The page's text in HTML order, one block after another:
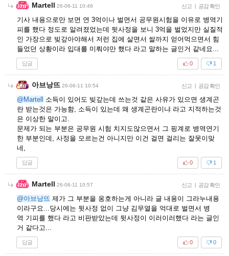
Martell 26-06-11 10:46 신고 | 공감 확인
기사 내용으로만 보면 연 3억이나 벌면서 공무원시험을 이유로 병역기
피를 했다 정도로 알려졌었는데 뒷사정을 보니 3억을 벌었지만 실질적
인 가장으로 빚갚아야해서 저런 집에 살면서 쌀까지 얻어먹으면서 힘
들었던 상황이라 입대를 미뤄야만 했다 라고 말하는 글인거 같네요...
답글 1
0
아브낭뜨 26-06-11 10:54 신고 | 공감 확인
@Martell
소득이 있어도 빚갚는데 쓰는것 같은 사유가 있으면 생계곤
란 받는것은 가능함, 소득이 있는데 왜 생계곤란이냐 라고 지적하는것
은 이상한 말이고.
문제가 되는 부분은 공무원 시험 치지도않으면서 그 핑계로 병역연기
한 부분인데, 사정을 모르는건 아니지만 이건 걸면 걸리는 잘못이맞
네,
답글 1
0
Martell 26-06-11 10:57 신고 | 공감 확인
@아브낭뜨 제가 그 부분을 옹호하는게 아니라 글 내용이 그라누내용
이라구요...당시에는 뒷사정 없이 그냥 김무열을 억대로 벌면서 병
역 기피를 했다 라고 비판받았는데 뒷사정이 이러이러했다 라는 글인
거 같다고...
답글 0
0